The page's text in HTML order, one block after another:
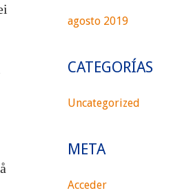
agosto 2019
CATEGORÍAS
Uncategorized
META
Acceder